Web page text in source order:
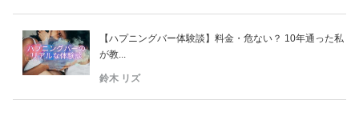
【ハプニングバー体験談】料金・危ない？ 10年通った私
が教...
鈴木 リズ